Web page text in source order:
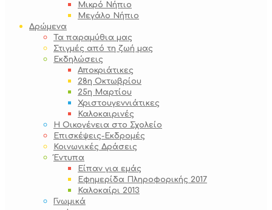
Μικρό Νήπιο
Μεγάλο Νήπιο
Δρώμενα
Τα παραμύθια μας
Στιγμές από τη ζωή μας
Εκδηλώσεις
Αποκριάτικες
28η Οκτωβρίου
25η Μαρτίου
Χριστουγεννιάτικες
Καλοκαιρινές
Η Οικογένεια στο Σχολείο
Επισκέψεις-Εκδρομές
Κοινωνικές Δράσεις
Έντυπα
Είπαν για εμάς
Εφημερίδα Πληροφορικής 2017
Καλοκαίρι 2013
Γνωμικά